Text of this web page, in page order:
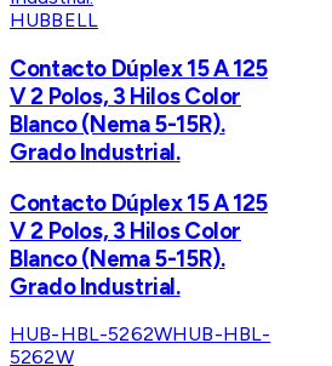
HUBBELL
Contacto Dúplex 15 A 125
V 2 Polos, 3 Hilos Color
Blanco (Nema 5-15R).
Grado Industrial.
Contacto Dúplex 15 A 125
V 2 Polos, 3 Hilos Color
Blanco (Nema 5-15R).
Grado Industrial.
HUB-HBL-5262WHUB-HBL-
5262W